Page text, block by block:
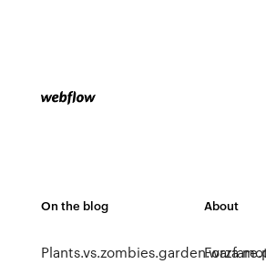
On the blog About
Forza